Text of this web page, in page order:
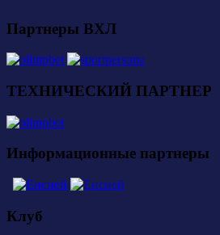
Партнеры ВХЛ
ТЕХНИЧЕСКИЙ ПАРТНЕР
Информационные партнеры
Клуб